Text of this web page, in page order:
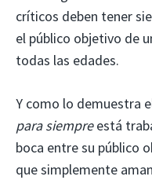
críticos deben tener
el público objetivo de
todas las edades.
Y como lo demuestra
para siempreestá
boca entre su público
que simplemente